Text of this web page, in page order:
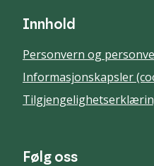
Innhold
Personvern og
Informasjonskapsler
Følg oss